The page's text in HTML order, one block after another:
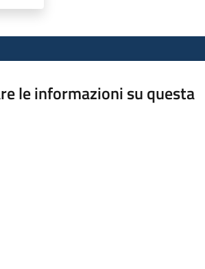
le informazioni su questa